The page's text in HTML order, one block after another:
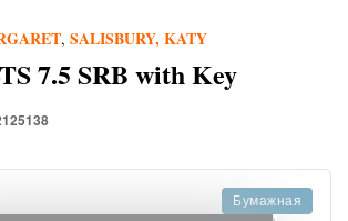
, SALISBURY, KATY
7.5 SRB with Key
Бумажная